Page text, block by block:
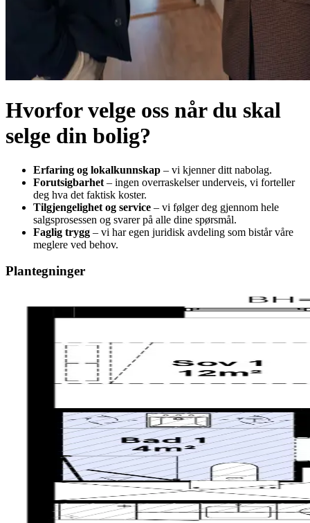
Hvorfor velge oss når du skal
selge din bolig?
Erfaring og lokalkunnskap – vi kjenner ditt nabolag.
Forutsigbarhet – ingen overraskelser underveis, vi forteller
deg hva det faktisk koster.
Tilgjengelighet og service – vi følger deg gjennom hele
salgsprosessen og svarer på alle dine spørsmål.
Faglig trygg – vi har egen juridisk avdeling som bistår våre
meglere ved behov.
Plantegninger